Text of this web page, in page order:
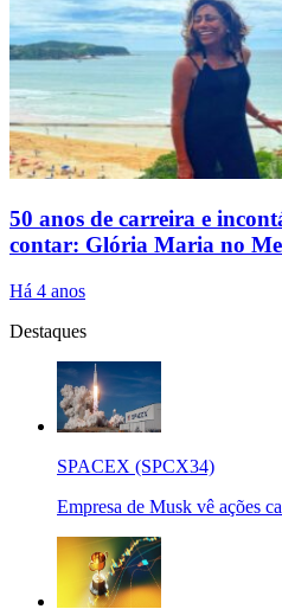
50 anos de carreira e
contar: Glória Maria no
Há 4 anos
Destaques
SPACEX (SPCX34)
Empresa de Musk vê ações